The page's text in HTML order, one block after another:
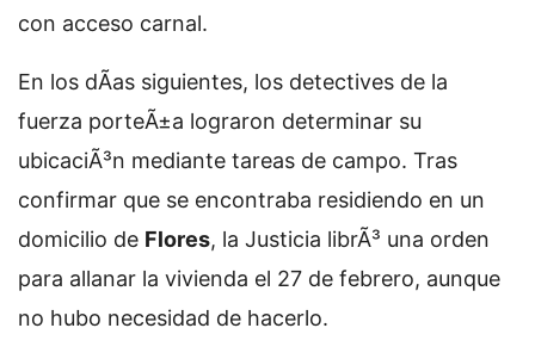
con acceso carnal.
En los dÃ­as siguientes, los detectives de la
fuerza porteÃ±a lograron determinar su
ubicaciÃ³n mediante tareas de campo. Tras
confirmar que se encontraba residiendo en un
domicilio de Flores, la Justicia librÃ³ una orden
para allanar la vivienda el 27 de febrero, aunque
no hubo necesidad de hacerlo.